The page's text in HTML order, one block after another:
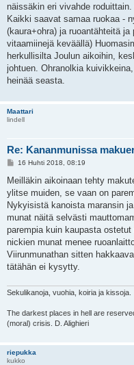
näissäkin eri vivahde
Kaikki saavat samaa ruokaa -
(kaura+ohra) ja ruoantähteitä
vitaamiinejä keväällä)
herkullisilta Joulun aikoihin,
johtuen. Ohranolkia
heinää seasta.
Maattari
lindell
Re: Kananmunissa
V
e
t
i
16 Huhti 2018, 08:19
Meilläkin aikoinaan tehty
ylitse muiden, se vaan on
Nykyisistä kanoista maransin
munat näitä selvästi
parempia kuin kaupasta
nickien munat menee
Viirunmunathan sitten
tätähän ei kysytty.
Sekulikanoja, vuohia, koiria ja kissoja.
The darkest places in hell are
(moral) crisis. D. Alighieri
riepukka
kukko